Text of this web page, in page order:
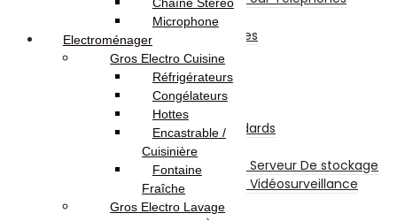
Power Bank
Divers Pour Téléphones
Smartwatch
Écouteurs sans fil
Disques Internes
Disque Internes Standards
Disque SSD
Disques Internes Pour Serveur De stockage
Disques Internes Pour Vidéosurveillance
Disque Dur Externe
Microphone
Electroménager
Gros Electro Cuisine
Réfrigérateurs
Congélateurs
Hottes
Encastrable /
Cuisinière
Fontaine
Fraîche
Gros Electro Lavage